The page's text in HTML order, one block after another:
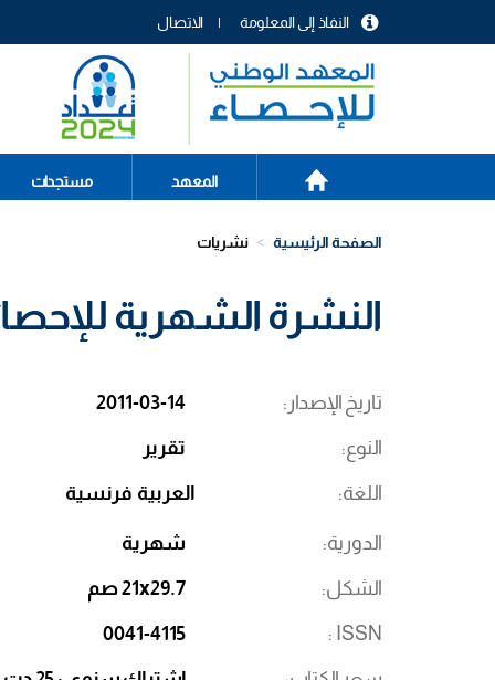
menu
header
الاتصال النفاذ إلى المعلومة
Main
navigation
الرئيسية
المعهد مستجدات
الصفحة الرئيسية نشريات
النشرة الشهرية
تاريخ الإصدار 2011-03-14
النوع تقرير
اللغة العربية فرنسية
الدورية شهرية
الشكل 21x29.7 صم
ISSN
0041-4115